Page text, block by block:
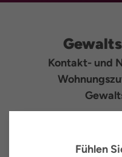
Kontakt- und
das Recht und die
Fühlen